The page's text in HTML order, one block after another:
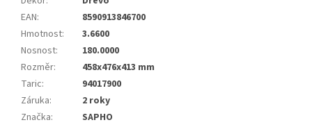
EAN:
8590913846700
Hmotnost:
3.6600
Nosnost:
180.0000
Rozměr:
458x476x413 mm
Taric:
94017900
Záruka:
2 roky
Značka: SAPHO